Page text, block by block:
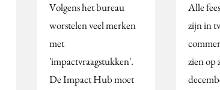
Volgens het bureau
worstelen veel merken
met
'impactvraagstukken'.
De Impact Hub moet
Alle
zijn in
zien op